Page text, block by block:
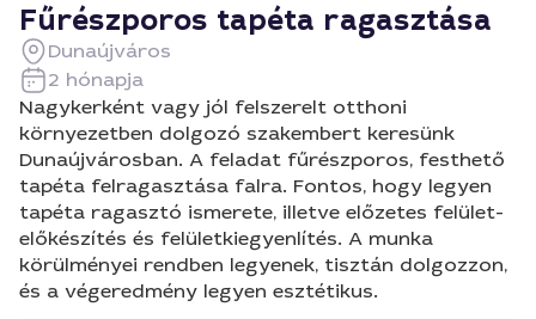
Fűrészporos tapéta ragasztása
Dunaújváros
2 hónapja
Nagykerként vagy jól felszerelt otthoni
környezetben dolgozó szakembert keresünk
Dunaújvárosban. A feladat fűrészporos, festhető
tapéta felragasztása falra. Fontos, hogy legyen
tapéta ragasztó ismerete, illetve előzetes felület-
előkészítés és felületkiegyenlítés. A munka
körülményei rendben legyenek, tisztán dolgozzon,
és a végeredmény legyen esztétikus.